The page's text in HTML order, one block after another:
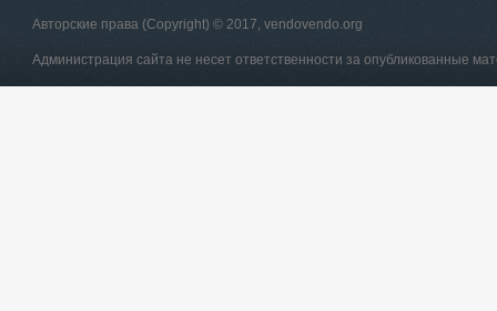
Авторские права (Copyright) © 2017, vendovendo.org
Администрация сайта не несет ответственности за опубликованные